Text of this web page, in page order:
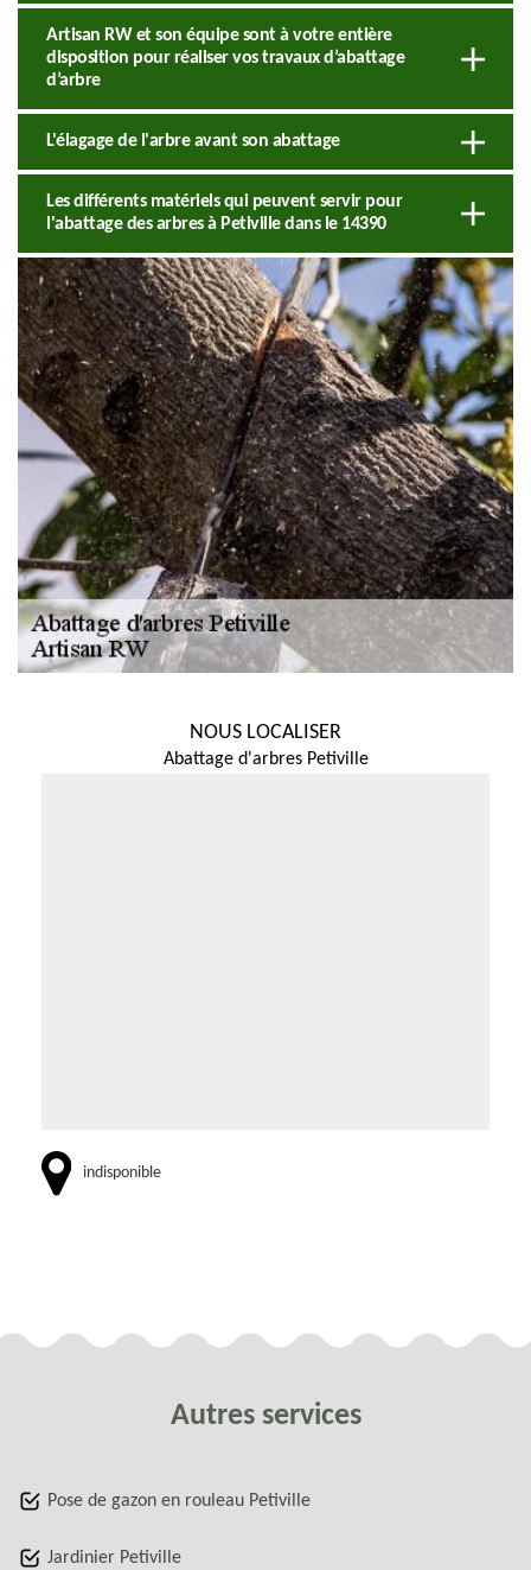
Artisan RW et son équipe sont à votre entière
disposition pour réaliser vos travaux d’abattage
d’arbre
L'élagage de l'arbre avant son abattage
Les différents matériels qui peuvent servir pour
l'abattage des arbres à Petiville dans le 14390
NOUS LOCALISER
Abattage d'arbres Petiville
indisponible
Autres services
Pose de gazon en rouleau Petiville
Jardinier Petiville